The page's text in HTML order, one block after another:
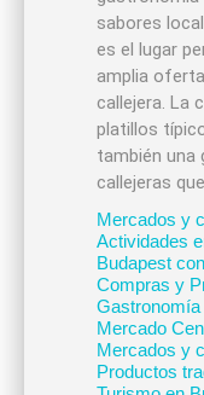
sabores
es el lugar
amplia
callejera. La
platillos
también una
callejeras
Mercados y
Actividades
Budapest
Compras y
Mercado
Mercados y
Productos